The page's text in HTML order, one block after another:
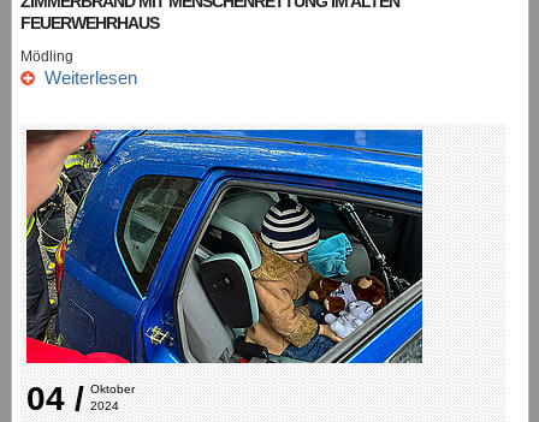
FEUERWEHRHAUS
Mödling
Weiterlesen
04 / Oktober
2024